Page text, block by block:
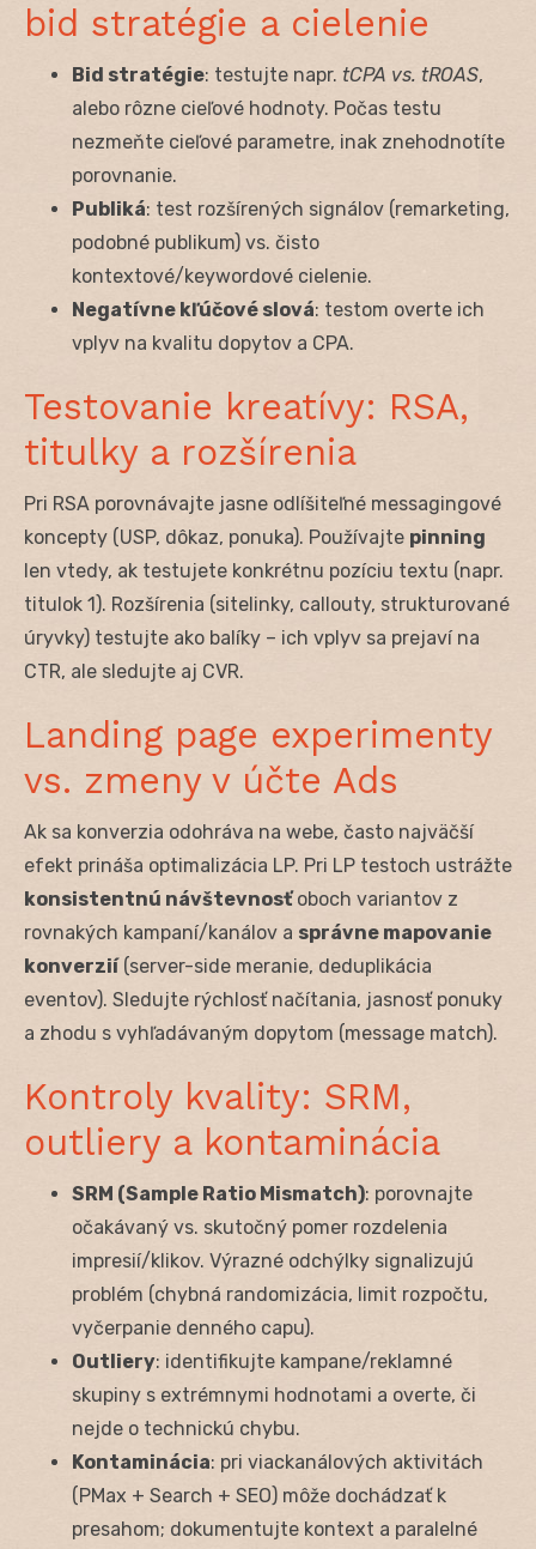
bid stratégie a cielenie
Bid stratégie: testujte napr. tCPA vs. tROAS,
alebo rôzne cieľové hodnoty. Počas testu
nezmeňte cieľové parametre, inak znehodnotíte
porovnanie.
Publiká: test rozšírených signálov (remarketing,
podobné publikum) vs. čisto
kontextové/keywordové cielenie.
Negatívne kľúčové slová: testom overte ich
vplyv na kvalitu dopytov a CPA.
Testovanie kreatívy: RSA,
titulky a rozšírenia
Pri RSA porovnávajte jasne odlíšiteľné messagingové
koncepty (USP, dôkaz, ponuka). Používajte pinning
len vtedy, ak testujete konkrétnu pozíciu textu (napr.
titulok 1). Rozšírenia (sitelinky, callouty, strukturované
úryvky) testujte ako balíky – ich vplyv sa prejaví na
CTR, ale sledujte aj CVR.
Landing page experimenty
vs. zmeny v účte Ads
Ak sa konverzia odohráva na webe, často najväčší
efekt prináša optimalizácia LP. Pri LP testoch ustrážte
konsistentnú návštevnosťoboch variantov z
rovnakých kampaní/kanálov a správne mapovanie
konverzií(server-side meranie, deduplikácia
eventov). Sledujte rýchlosť načítania, jasnosť ponuky
a zhodu s vyhľadávaným dopytom (message match).
Kontroly kvality: SRM,
outliery a kontaminácia
SRM (Sample Ratio Mismatch): porovnajte
očakávaný vs. skutočný pomer rozdelenia
impresií/klikov. Výrazné odchýlky signalizujú
problém (chybná randomizácia, limit rozpočtu,
vyčerpanie denného capu).
Outliery: identifikujte kampane/reklamné
skupiny s extrémnymi hodnotami a overte, či
nejde o technickú chybu.
Kontaminácia: pri viackanálových aktivitách
(PMax + Search + SEO) môže dochádzať k
presahom; dokumentujte kontext a paralelné